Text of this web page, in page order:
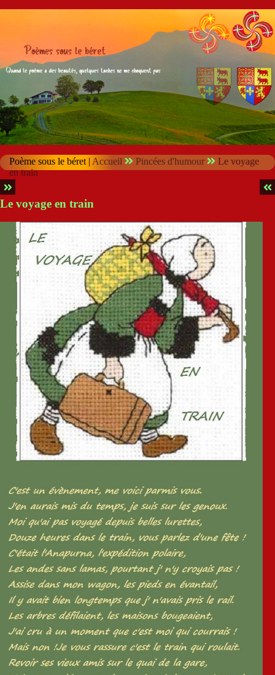
Poème sous le béret | Accueil Pincées d'humour
Le voyage
en train
Le voyage en train